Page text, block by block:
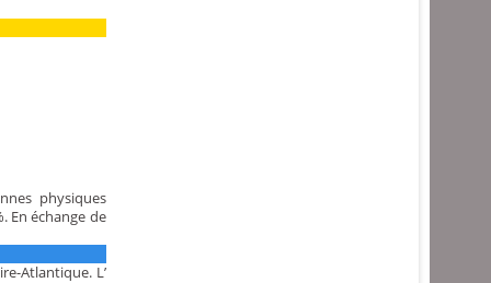
physiques
En échange de
Atlantique. L’